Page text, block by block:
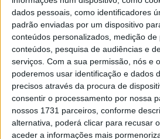
dados pessoais, como identificadores
padrão enviadas por um dispositivo
conteúdos personalizados, medição de
conteúdos, pesquisa de audiências e
serviços. Com a sua permissão, nós e
poderemos usar identificação e dados
precisos através da procura de
consentir o processamento por nossa
nossos 1731 parceiros, conforme
alternativa, poderá clicar para recusar
aceder a informações mais
FM ou em
www.968.fm
Pub
TAGS PSP Viseu